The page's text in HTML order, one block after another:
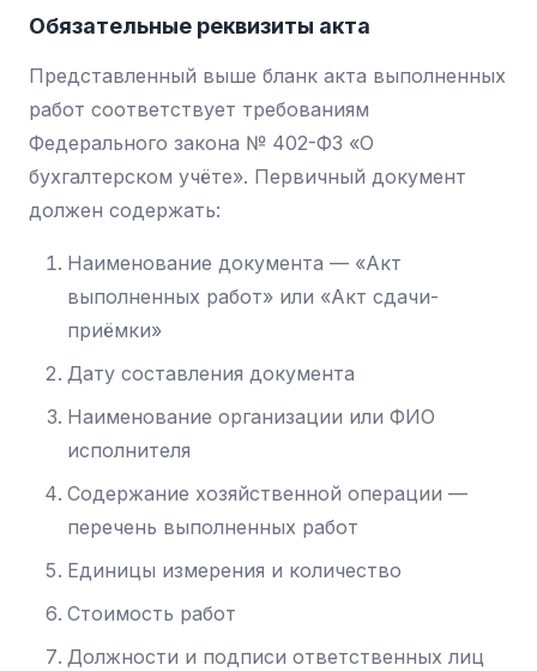
Обязательные реквизиты акта
Представленный выше бланк акта выполненных
работ соответствует требованиям
Федерального закона № 402-ФЗ «О
бухгалтерском учёте». Первичный документ
должен содержать:
Наименование документа — «Акт
выполненных работ» или «Акт сдачи-
приёмки»
Дату составления документа
Наименование организации или ФИО
исполнителя
Содержание хозяйственной операции —
перечень выполненных работ
Единицы измерения и количество
Стоимость работ
Должности и подписи ответственных лиц